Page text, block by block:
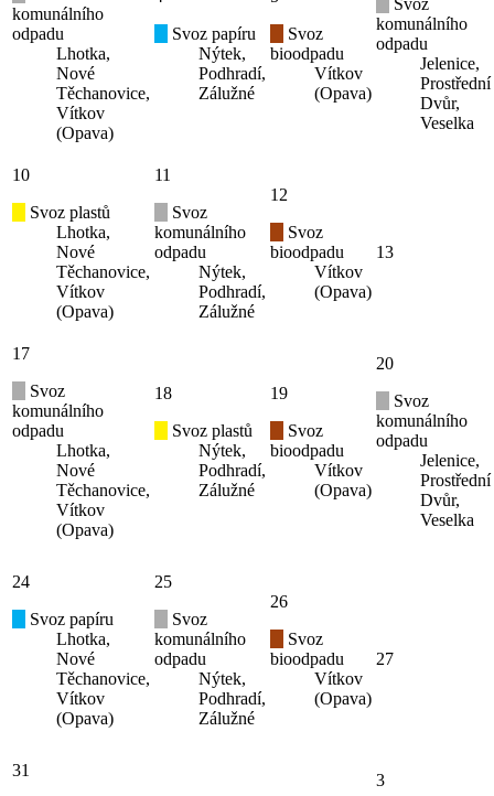
komunálního
odpadu
Lhotka,
Nové
Těchanovice,
Vítkov
(Opava)
Svoz papíru
Nýtek,
Podhradí,
Zálužné
Svoz
bioodpadu
Vítkov
(Opava)
komunálního
odpadu
Jelenice,
Prostřední
Dvůr,
Veselka
10
Svoz plastů
Lhotka,
Nové
Těchanovice,
Vítkov
(Opava)
11
Svoz
komunálního
odpadu
Nýtek,
Podhradí,
Zálužné
12
Svoz
bioodpadu
Vítkov
(Opava)
13
17
Svoz
komunálního
odpadu
Lhotka,
Nové
Těchanovice,
Vítkov
(Opava)
18
Svoz plastů
Nýtek,
Podhradí,
Zálužné
19
Svoz
bioodpadu
Vítkov
(Opava)
20
Svoz
komunálního
odpadu
Jelenice,
Prostřední
Dvůr,
Veselka
24
Svoz papíru
Lhotka,
Nové
Těchanovice,
Vítkov
(Opava)
25
Svoz
komunálního
odpadu
Nýtek,
Podhradí,
Zálužné
26
Svoz
bioodpadu
Vítkov
(Opava)
27
31
3